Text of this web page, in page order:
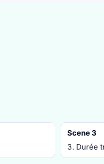
Scene 3
3. Durée